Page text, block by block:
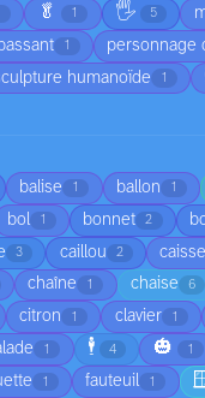
🥬 1 🖐️ 5
1 personnage
humanoïde 1
balise 1 ballon 1
bol 1 bonnet 2
3 caillou 2
chaîne 1 chaise 6
citron 1 clavier 1
1 🕴️ 4 🎃 1
1 fauteuil 1